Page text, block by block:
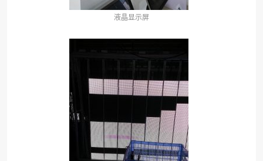
液晶显示屏